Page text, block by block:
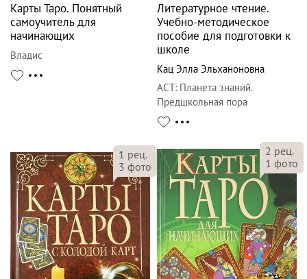
Карты Таро. Понятный
самоучитель для
начинающих
Владис
Литературное чтение.
Учебно-методическое
пособие для подготовки к
школе
Кац Элла Эльханоновна
АСТ: Планета знаний.
Предшкольная пора
1 рец.
3 фото
2 рец.
1 фото